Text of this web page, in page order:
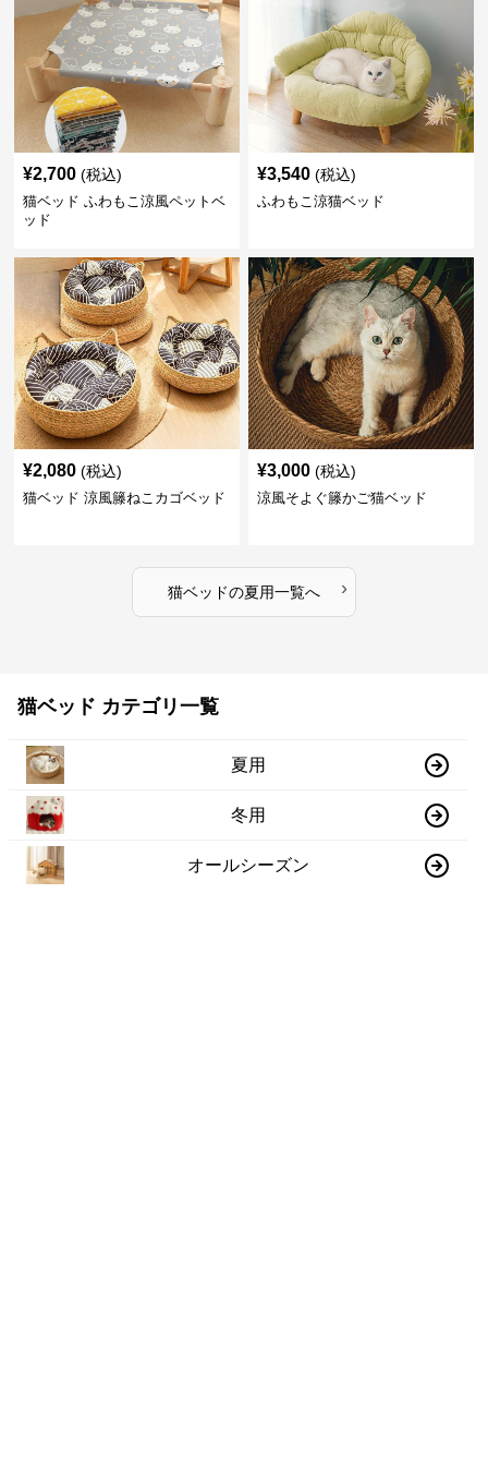
¥2,700 (税込)
猫ベッド ふわもこ涼風ペットベ
ッド
¥3,540 (税込)
ふわもこ涼猫ベッド
¥2,080 (税込)
猫ベッド 涼風籐ねこカゴベッド
¥3,000 (税込)
涼風そよぐ籐かご猫ベッド
猫ベッドの夏用一覧へ ›
猫ベッド カテゴリ一覧
夏用
冬用
オールシーズン